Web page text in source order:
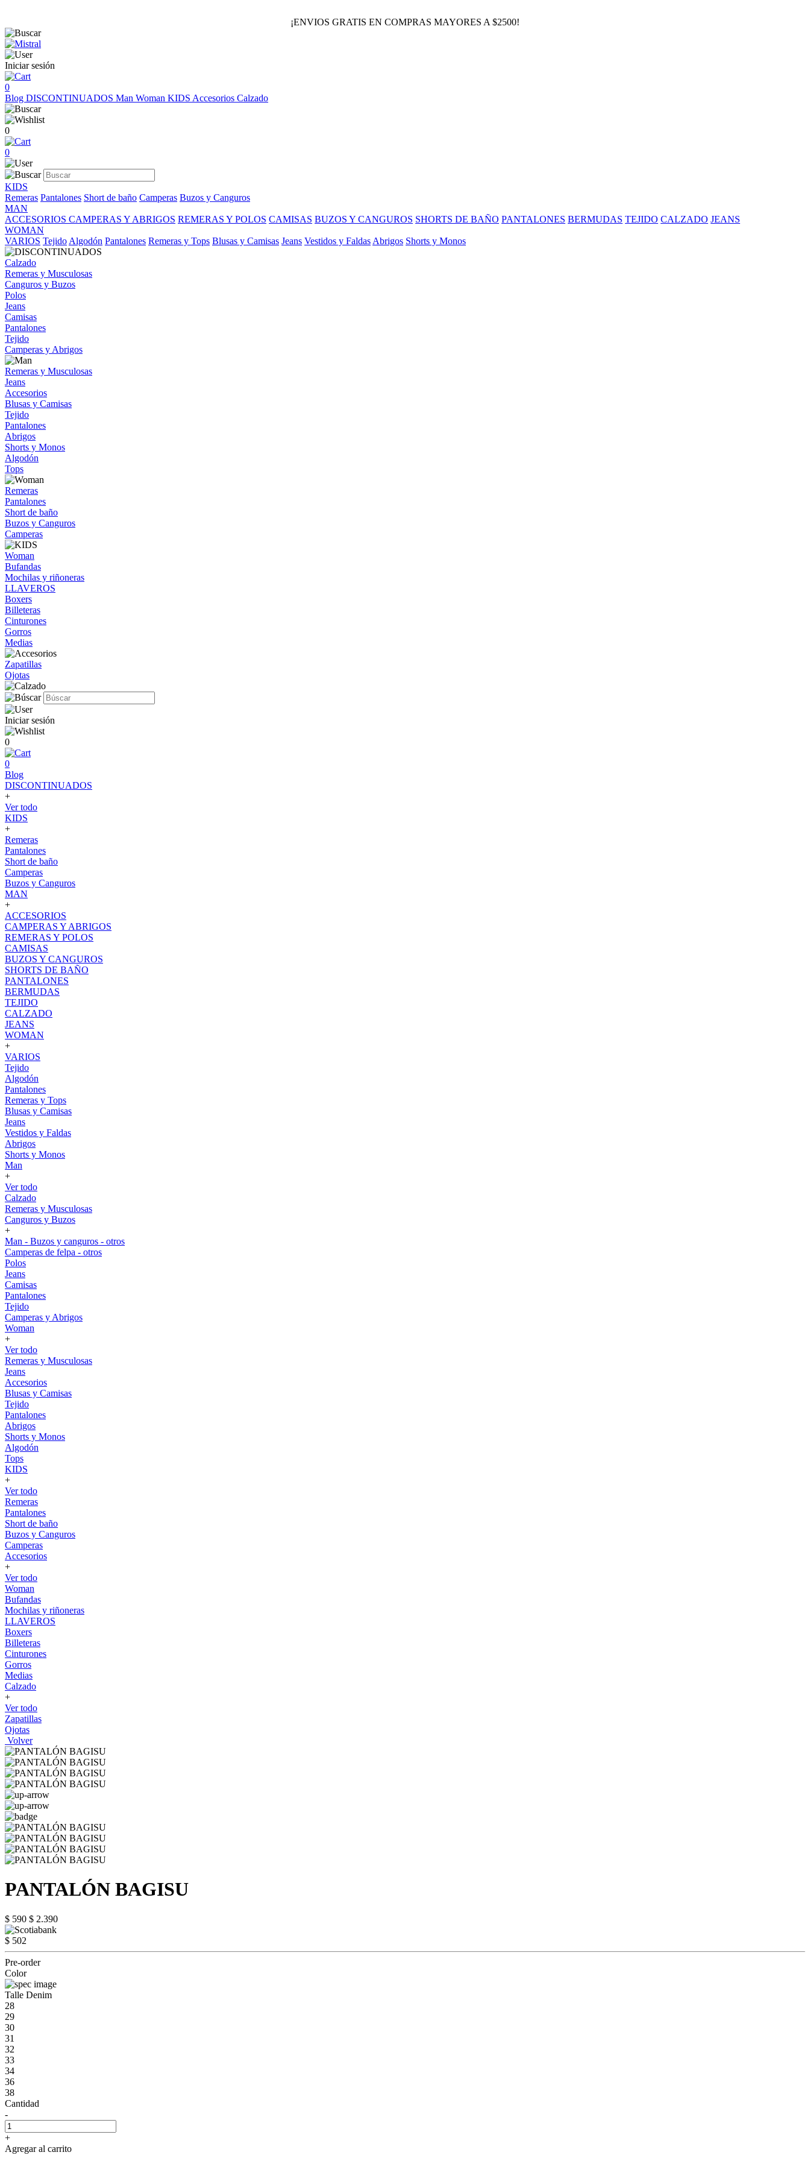
¡ENVIOS GRATIS EN COMPRAS MAYORES A $2500!
Iniciar sesión
0
Blog DISCONTINUADOS Man Woman KIDS Accesorios Calzado
0
0
KIDS
Remeras Pantalones Short de baño Camperas Buzos y Canguros
MAN
ACCESORIOS CAMPERAS Y ABRIGOS REMERAS Y POLOS CAMISAS BUZOS Y CANGUROS SHORTS DE BAÑO PANTALONES BERMUDAS TEJIDO CALZADO JEANS
WOMAN
VARIOS Tejido Algodón Pantalones Remeras y Tops Blusas y Camisas Jeans Vestidos y Faldas Abrigos Shorts y Monos
Calzado
Remeras y Musculosas
Canguros y Buzos
Polos
Jeans
Camisas
Pantalones
Tejido
Camperas y Abrigos
Remeras y Musculosas
Jeans
Accesorios
Blusas y Camisas
Tejido
Pantalones
Abrigos
Shorts y Monos
Algodón
Tops
Remeras
Pantalones
Short de baño
Buzos y Canguros
Camperas
Woman
Bufandas
Mochilas y riñoneras
LLAVEROS
Boxers
Billeteras
Cinturones
Gorros
Medias
Zapatillas
Ojotas
Iniciar sesión
0
0
Blog
DISCONTINUADOS
+
Ver todo
KIDS
+
Remeras
Pantalones
Short de baño
Camperas
Buzos y Canguros
MAN
+
ACCESORIOS
CAMPERAS Y ABRIGOS
REMERAS Y POLOS
CAMISAS
BUZOS Y CANGUROS
SHORTS DE BAÑO
PANTALONES
BERMUDAS
TEJIDO
CALZADO
JEANS
WOMAN
+
VARIOS
Tejido
Algodón
Pantalones
Remeras y Tops
Blusas y Camisas
Jeans
Vestidos y Faldas
Abrigos
Shorts y Monos
Man
+
Ver todo
Calzado
Remeras y Musculosas
Canguros y Buzos
+
Man - Buzos y canguros - otros
Camperas de felpa - otros
Polos
Jeans
Camisas
Pantalones
Tejido
Camperas y Abrigos
Woman
+
Ver todo
Remeras y Musculosas
Jeans
Accesorios
Blusas y Camisas
Tejido
Pantalones
Abrigos
Shorts y Monos
Algodón
Tops
KIDS
+
Ver todo
Remeras
Pantalones
Short de baño
Buzos y Canguros
Camperas
Accesorios
+
Ver todo
Woman
Bufandas
Mochilas y riñoneras
LLAVEROS
Boxers
Billeteras
Cinturones
Gorros
Medias
Calzado
+
Ver todo
Zapatillas
Ojotas
Volver
PANTALÓN BAGISU
$ 590 $ 2.390
$ 502
Pre-order
Color
Talle Denim
28
29
30
31
32
33
34
36
38
Cantidad
-
+
Agregar al carrito